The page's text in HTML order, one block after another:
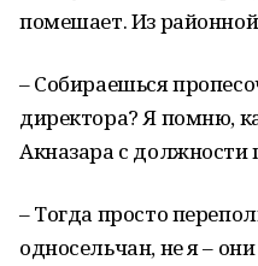
помешает. Из
– Собираешься
директора? Я помню,
Акназара с должности
– Тогда просто
односельчан, не я –